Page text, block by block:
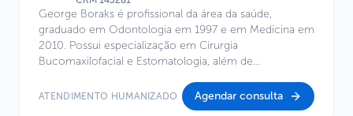
George Boraks é profissional da área da saúde,
graduado em Odontologia em 1997 e em Medicina em
2010. Possui especialização em Cirurgia
Bucomaxilofacial e Estomatologia, além de
Craniofacial. É mestre em Ciências pelo Instituto de
Ciências Biomédicas da Universidade de São Paulo,
ATENDIMENTO HUMANIZADO Agendar consulta